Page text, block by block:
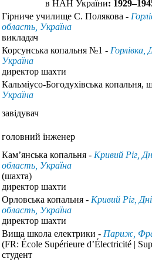
в НАН України:
Гірниче училище С. Полякова -
область, Україна
викладач
Корсунська копальня №1 - Горлівка,
Україна
директор шахти
Кальміусо-Богодухівська копальня,
Україна
завідувач
головний інженер
Кам’янська копальня - Кривий Ріг,
область, Україна
(шахта)
директор шахти
Орловська копальня - Кривий Ріг,
область, Україна
директор шахти
Вища школа електрики - Париж,
(FR: École Supérieure d’Électricité |
студент